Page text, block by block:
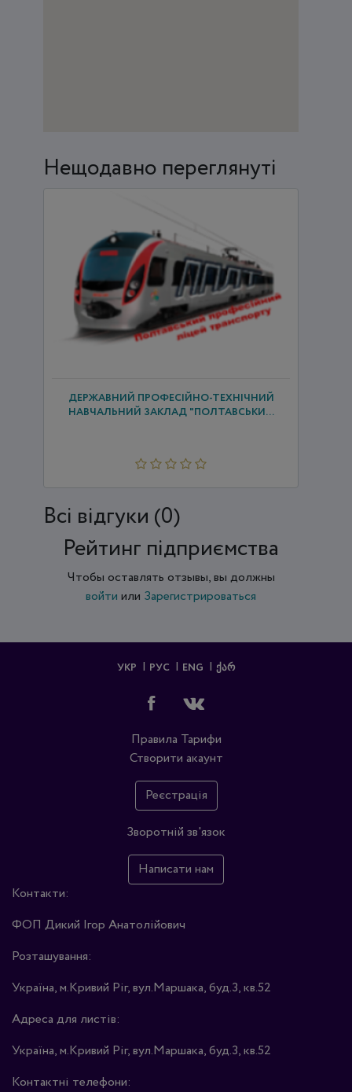
Нещодавно переглянуті
ДЕРЖАВНИЙ ПРОФЕСІЙНО-ТЕХНІЧНИЙ
НАВЧАЛЬНИЙ ЗАКЛАД "ПОЛТАВСЬКИ...
Всi відгуки (0)
Рейтинг підприємства
Чтобы оставлять отзывы, вы должны
войти или Зарегистрироваться
УКР РУС ENG ᲥᲐᲠ
Правила Тарифи
Створити акаунт
Реєстрація
Зворотній зв'язок
Написати нам
Контакти:
ФОП Дикий Ігор Анатолійович
Розташування:
Україна, м.Кривий Ріг, вул.Маршака, буд.3, кв.52
Адреса для листів:
Україна, м.Кривий Ріг, вул.Маршака, буд.3, кв.52
Контактні телефони: